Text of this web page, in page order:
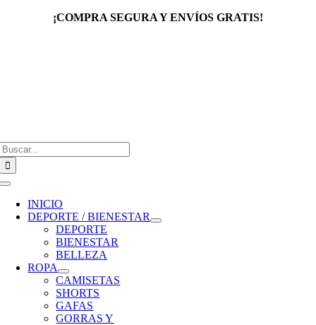
¡COMPRA SEGURA Y ENVÍOS GRATIS!
Toggle
Navigation
INICIO
DEPORTE / BIENESTAR
DEPORTE
BIENESTAR
BELLEZA
ROPA
CAMISETAS
SHORTS
GAFAS
GORRAS Y